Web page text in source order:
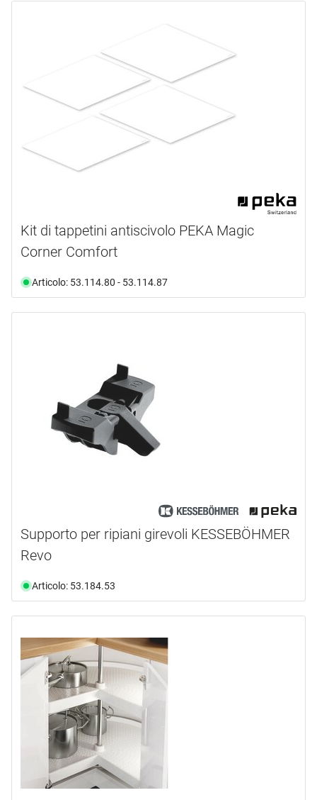
Kit di tappetini antiscivolo PEKA Magic
Corner Comfort
Articolo: 53.114.80 - 53.114.87
Supporto per ripiani girevoli KESSEBÖHMER
Revo
Articolo: 53.184.53